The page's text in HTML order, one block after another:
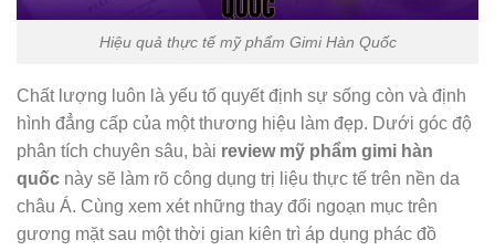
Hiệu quả thực tế mỹ phẩm Gimi Hàn Quốc
Chất lượng luôn là yếu tố quyết định sự sống còn và định
hình đẳng cấp của một thương hiệu làm đẹp. Dưới góc độ
phân tích chuyên sâu, bài review mỹ phẩm gimi hàn
quốc này sẽ làm rõ công dụng trị liệu thực tế trên nền da
châu Á. Cùng xem xét những thay đổi ngoạn mục trên
gương mặt sau một thời gian kiên trì áp dụng phác đồ